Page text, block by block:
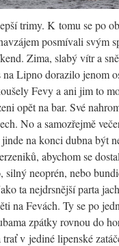
trimy. K tomu se po
posmívali svým
Zima, slabý vítr a
na Lipno dorazilo jenom
Fevy a ani jim to
opět na bar. Své
No a samozřejmě
na konci dubna být
abychom se
silný neoprén, nebo
ta nejdrsnější parta
na Fevách. Ty se po
zpátky rovnou do
v jediné lipenské